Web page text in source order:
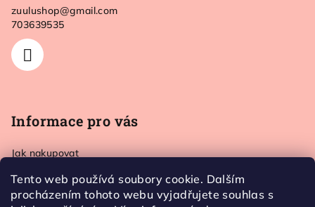
Tento web používá soubory cookie. Dalším
procházením tohoto webu vyjadřujete souhlas s
zuulushop@gmail.com
703639535
Informace pro vás
Jak nakupovat
Kontakt